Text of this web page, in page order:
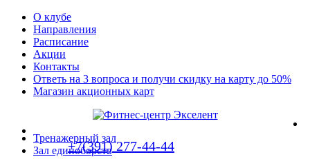
О клубе
Направления
Расписание
Акции
Контакты
Ответь на 3 вопроса и получи скидку на карту до 50%
Магазин акционных карт
+7(391) 277-44-44
Тренажерный зал
Зал единоборств